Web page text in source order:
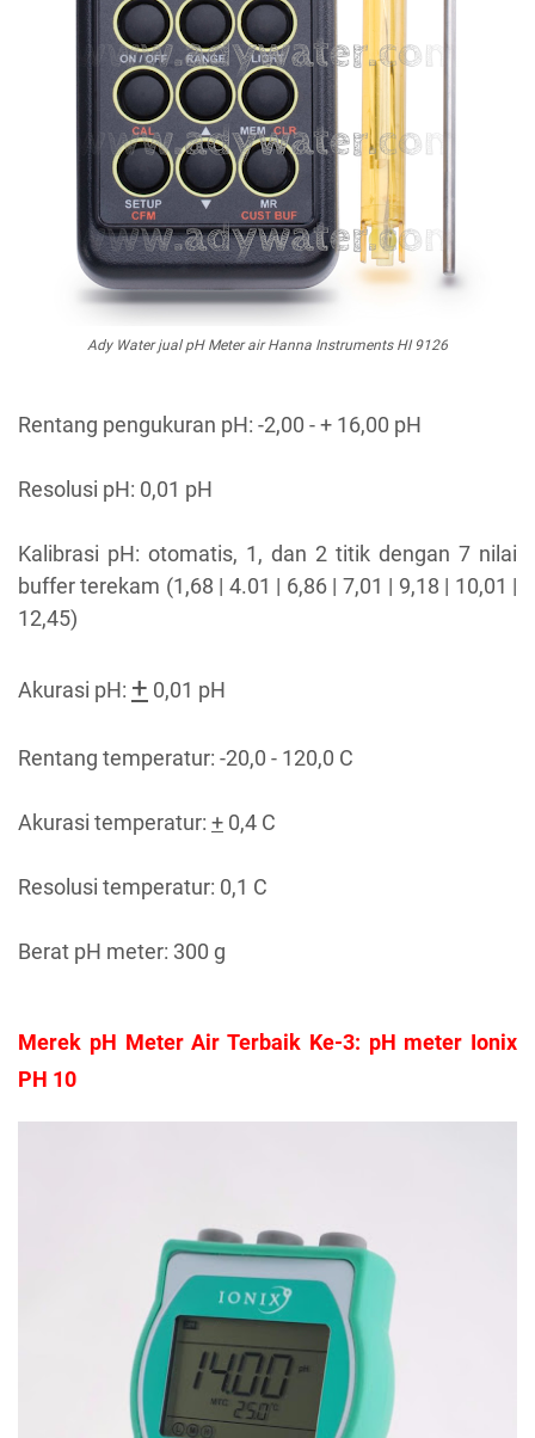
Ady Water jual pH Meter air Hanna Instruments HI 9126
Rentang pengukuran pH: -2,00 - + 16,00 pH
Resolusi pH: 0,01 pH
Kalibrasi pH: otomatis, 1, dan 2 titik dengan 7 nilai
buffer terekam (1,68 | 4.01 | 6,86 | 7,01 | 9,18 | 10,01 |
12,45)
Akurasi pH: + 0,01 pH
Rentang temperatur: -20,0 - 120,0 C
Akurasi temperatur: + 0,4 C
Resolusi temperatur: 0,1 C
Berat pH meter: 300 g
Merek pH Meter Air Terbaik Ke-3: pH meter Ionix
PH 10